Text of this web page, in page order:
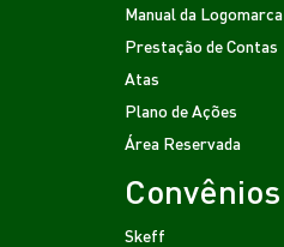
Manual da Logomarca
Prestação de Contas
Atas
Plano de Ações
Área Reservada
Convênios
Skeff